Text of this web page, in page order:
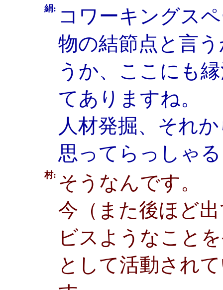
絹: コワーキングス
物の結節点と言
うか、ここにも
てありますね。
人材発掘、それ
思ってらっしゃ
村: そうなんです。
今（また後ほど
ビスようなこと
として活動され